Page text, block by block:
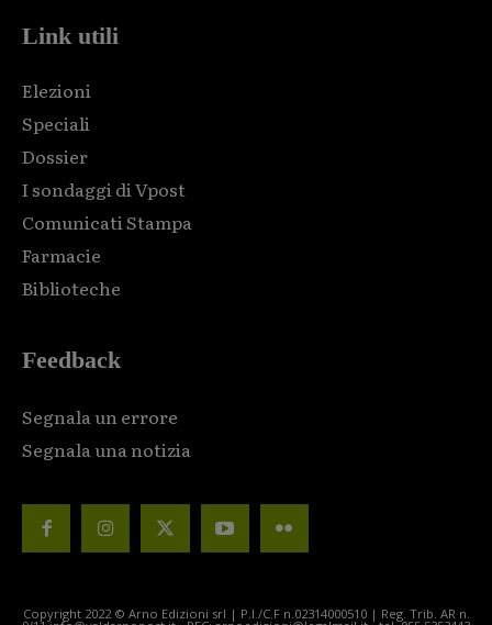
Link utili
Elezioni
Speciali
Dossier
I sondaggi di Vpost
Comunicati Stampa
Farmacie
Biblioteche
Feedback
Segnala un errore
Segnala una notizia
Copyright 2022 © Arno Edizioni srl | P.I./C.F n.02314000510 | Reg. Trib. AR n.